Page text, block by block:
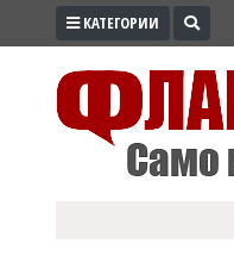
ПРОМО
КАТЕГОРИИ